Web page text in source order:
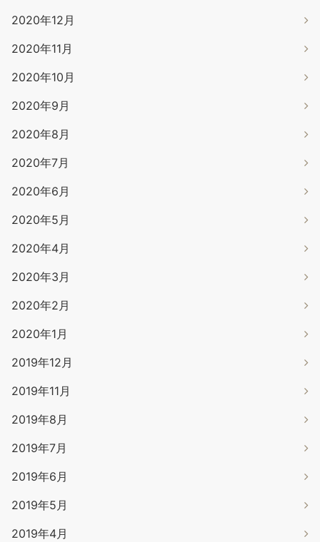
2020年12月
2020年11月
2020年10月
2020年9月
2020年8月
2020年7月
2020年6月
2020年5月
2020年4月
2020年3月
2020年2月
2020年1月
2019年12月
2019年11月
2019年8月
2019年7月
2019年6月
2019年5月
2019年4月